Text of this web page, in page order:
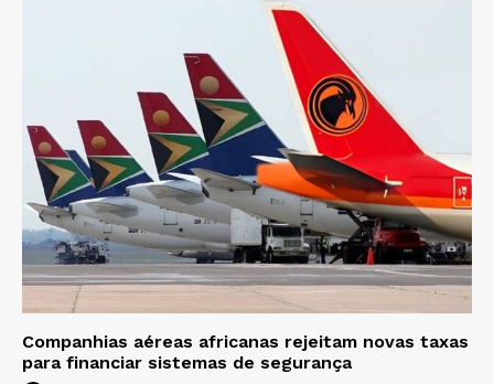
Companhias aéreas africanas rejeitam novas taxas
para financiar sistemas de segurança